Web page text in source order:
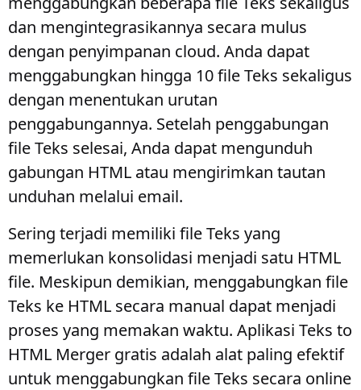
dan mengintegrasikannya secara mulus
dengan penyimpanan cloud. Anda dapat
menggabungkan hingga 10 file Teks sekaligus
dengan menentukan urutan
penggabungannya. Setelah penggabungan
file Teks selesai, Anda dapat mengunduh
gabungan HTML atau mengirimkan tautan
unduhan melalui email.
Sering terjadi memiliki file Teks yang
memerlukan konsolidasi menjadi satu HTML
file. Meskipun demikian, menggabungkan file
Teks ke HTML secara manual dapat menjadi
proses yang memakan waktu. Aplikasi Teks to
HTML Merger gratis adalah alat paling efektif
untuk menggabungkan file Teks secara online